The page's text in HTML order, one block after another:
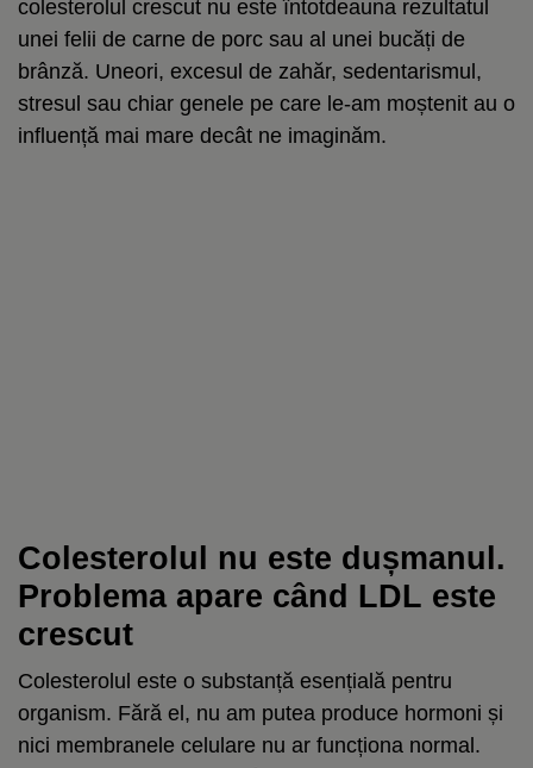
colesterolul crescut nu este întotdeauna rezultatul
unei felii de carne de porc sau al unei bucăți de
brânză. Uneori, excesul de zahăr, sedentarismul,
stresul sau chiar genele pe care le-am moștenit au o
influență mai mare decât ne imaginăm.
Colesterolul nu este dușmanul.
Problema apare când LDL este
crescut
Colesterolul este o substanță esențială pentru
organism. Fără el, nu am putea produce hormoni și
nici membranele celulare nu ar funcționa normal.